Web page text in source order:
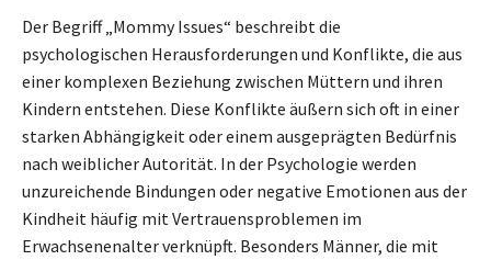
Der Begriff „Mommy Issues“ beschreibt die
psychologischen Herausforderungen und Konflikte, die aus
einer komplexen Beziehung zwischen Müttern und ihren
Kindern entstehen. Diese Konflikte äußern sich oft in einer
starken Abhängigkeit oder einem ausgeprägten Bedürfnis
nach weiblicher Autorität. In der Psychologie werden
unzureichende Bindungen oder negative Emotionen aus der
Kindheit häufig mit Vertrauensproblemen im
Erwachsenenalter verknüpft. Besonders Männer, die mit